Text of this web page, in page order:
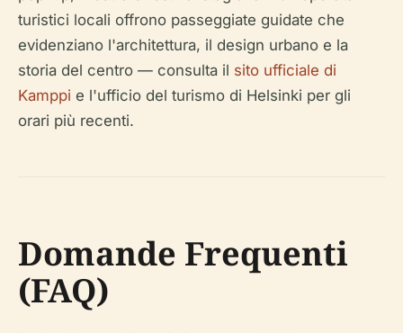
turistici locali offrono passeggiate guidate che
evidenziano l'architettura, il design urbano e la
storia del centro — consulta il sito ufficiale di
Kamppi e l'ufficio del turismo di Helsinki per gli
orari più recenti.
Domande Frequenti
(FAQ)